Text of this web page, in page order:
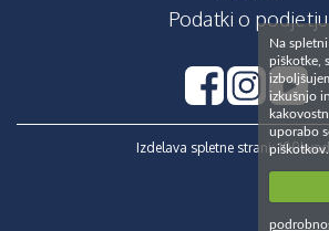
Podatki o podjetju
Izdelava spletne strani:
Na
piškotke,
izkušnjo
uporabo
piškotkov.